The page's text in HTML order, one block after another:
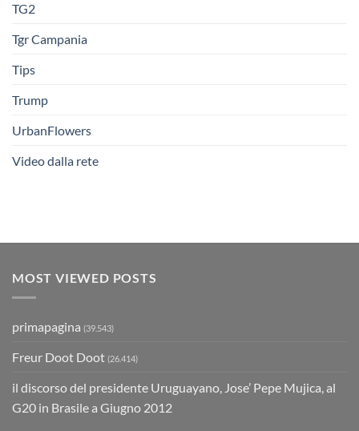
TG2
Tgr Campania
Tips
Trump
UrbanFlowers
Video dalla rete
MOST VIEWED POSTS
primapagina (39.543)
Freur Doot Doot (26.414)
il discorso del presidente Uruguayano, Jose’ Pepe Mujica, al
G20 in Brasile a Giugno 2012